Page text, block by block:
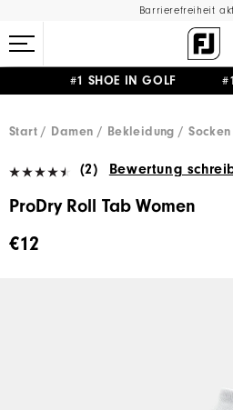
Barrierefreiheit
#1 SHOE IN GOLF #1
Start
Damen Bekleidung Socken
(2) Bewertung
ProDry Roll Tab Women
€12